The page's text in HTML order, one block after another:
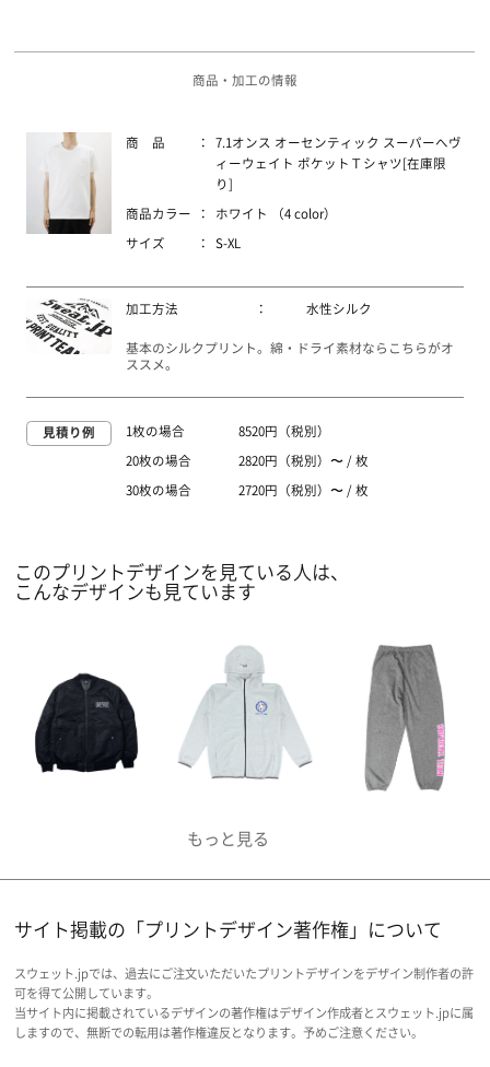
商品・加工の情報
商 品 ：
7.1オンス オーセンティック スーパーへヴ
ィーウェイト ポケットＴシャツ[在庫限
り]
商品カラー ： ホワイト （4 color）
サイズ ： S-XL
加工方法 ： 水性シルク
基本のシルクプリント。綿・ドライ素材ならこちらがオ
ススメ。
見積り例 1枚の場合 8520円（税別）
20枚の場合 2820円（税別）〜 / 枚
30枚の場合 2720円（税別）〜 / 枚
このプリントデザインを見ている人は、
こんなデザインも見ています
サイト掲載の「プリントデザイン著作権」について
スウェット.jpでは、過去にご注文いただいたプリントデザインをデザイン制作者の許
可を得て公開しています。
当サイト内に掲載されているデザインの著作権はデザイン作成者とスウェット.jpに属
しますので、無断での転用は著作権違反となります。予めご注意ください。